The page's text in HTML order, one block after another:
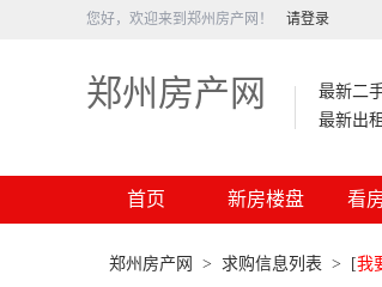
您好，欢迎来到郑州房产网！ 请登录
郑州房产网
最新二
最新出
首页 新房楼盘 看
郑州房产网 > 求购信息列表 > [我